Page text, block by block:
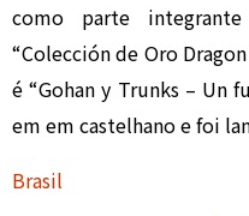
como parte
“Colección de Oro
é “Gohan y Trunks – Un
em em castelhano e foi
Brasil